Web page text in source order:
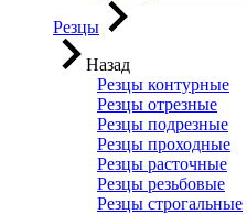
Резцы
Назад
Резцы контурные
Резцы отрезные
Резцы подрезные
Резцы проходные
Резцы расточные
Резцы резьбовые
Резцы строгальные